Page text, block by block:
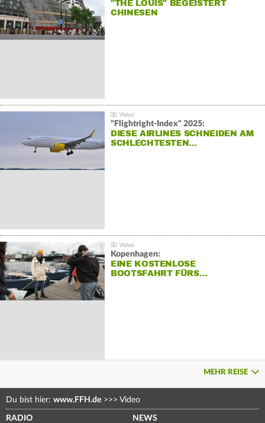
"THE LOUIS" BEGEISTERT
CHINESEN
"Flightright-Index" 2025:
DIESE AIRLINES SCHNEIDEN AM
SCHLECHTESTEN…
Kopenhagen:
EINE KOSTENLOSE
BOOTSFAHRT FÜRS…
MEHR REISE
Du bist hier: www.FFH.de >>> Video
RADIO NEWS